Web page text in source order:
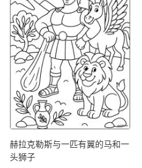
赫拉克勒斯与一匹有翼的马和一
头狮子